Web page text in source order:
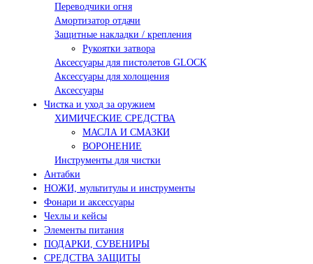
Переводчики огня
Амортизатор отдачи
Защитные накладки / крепления
Рукоятки затвора
Аксессуары для пистолетов GLOCK
Аксессуары для холощения
Аксессуары
Чистка и уход за оружием
ХИМИЧЕСКИЕ СРЕДСТВА
МАСЛА И СМАЗКИ
ВОРОНЕНИЕ
Инструменты для чистки
Антабки
НОЖИ, мультитулы и инструменты
Фонари и аксессуары
Чехлы и кейсы
Элементы питания
ПОДАРКИ, СУВЕНИРЫ
СРЕДСТВА ЗАЩИТЫ